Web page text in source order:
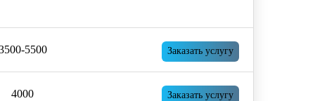
5500 Заказать услугу
4000 Заказать услугу